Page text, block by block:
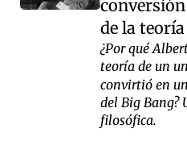
de la
¿Por qué
teoría de un
convirtió en un
del Big Bang?
filosófica.